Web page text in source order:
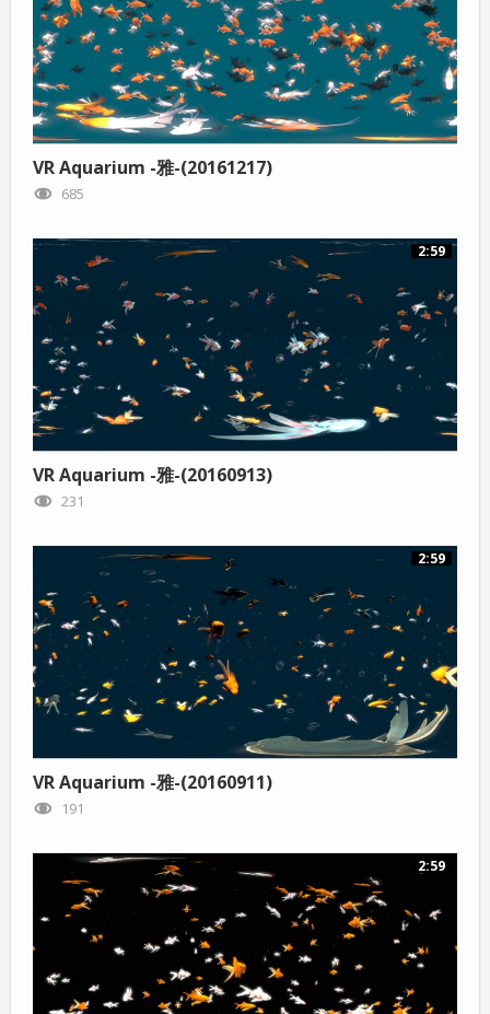
VR Aquarium -雅-(20161217)
685
2:59
VR Aquarium -雅-(20160913)
231
2:59
VR Aquarium -雅-(20160911)
191
2:59